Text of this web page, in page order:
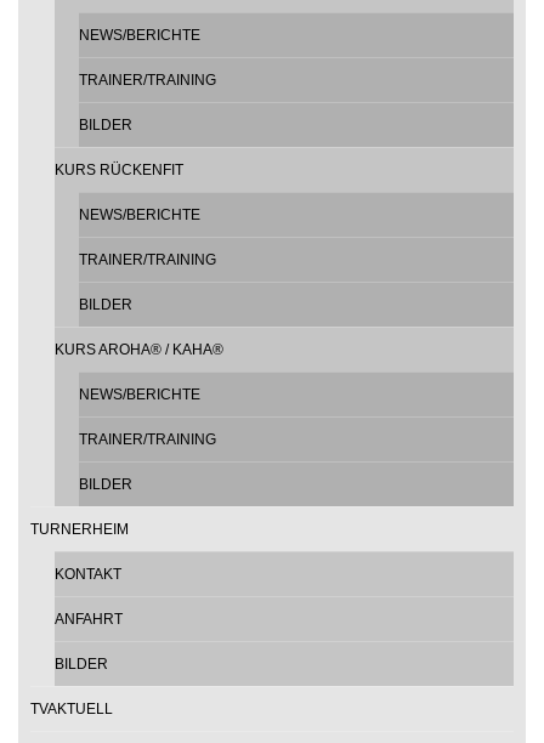
NEWS/BERICHTE
TRAINER/TRAINING
BILDER
KURS RÜCKENFIT
NEWS/BERICHTE
TRAINER/TRAINING
BILDER
KURS AROHA® / KAHA®
NEWS/BERICHTE
TRAINER/TRAINING
BILDER
TURNERHEIM
KONTAKT
ANFAHRT
BILDER
TVAKTUELL